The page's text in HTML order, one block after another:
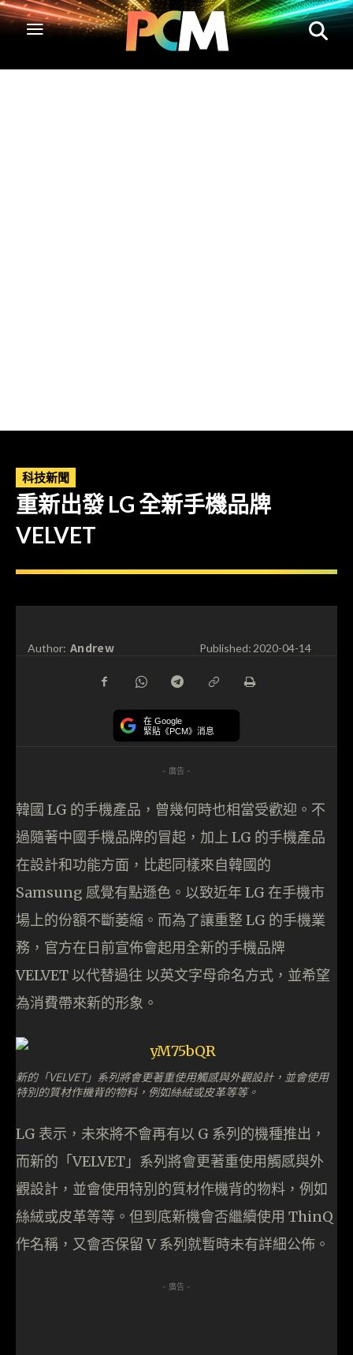
科技新聞
重新出發 LG 全新手機品牌
VELVET
Author: Andrew Published:2020-04-14
在 Google
緊貼《PCM》消息
- 廣告 -
韓國 LG 的手機產品，曾幾何時也相當受歡迎。不
過隨著中國手機品牌的冒起，加上 LG 的手機產品
在設計和功能方面，比起同樣來自韓國的
Samsung 感覺有點遜色。以致近年 LG 在手機市
場上的份額不斷萎縮。而為了讓重整 LG 的手機業
務，官方在日前宣佈會起用全新的手機品牌
VELVET 以代替過往 以英文字母命名方式，並希望
為消費帶來新的形象。
新的「VELVET」系列將會更著重使用觸感與外觀設計，並會使用
特別的質材作機背的物料，例如絲絨或皮革等等。
LG 表示，未來將不會再有以 G 系列的機種推出，
而新的「VELVET」系列將會更著重使用觸感與外
觀設計，並會使用特別的質材作機背的物料，例如
絲絨或皮革等等。但到底新機會否繼續使用 ThinQ
作名稱，又會否保留 V 系列就暫時未有詳細公佈。
- 廣告 -